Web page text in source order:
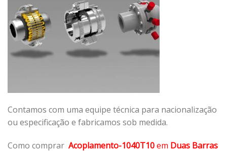
Contamos com uma equipe técnica para nacionalização
ou especificação e fabricamos sob medida.
Como comprar Acoplamento-1040T10em Duas Barras